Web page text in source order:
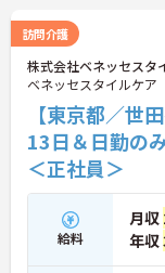
取得支援制度も完
身のペースでキャ
実現できる安心の
★おすすめPOINT★
【柔軟な働き方と
・週3日以上から
・髪色やネイルが
・くるみん認定取
【充実した手当と
・パート勤務で
訪問介護
株式会社ベネッセスタ
ベネッセスタイルケア
【東京都／世
13日＆日勤の
＜正社員＞
給料
月収
年収